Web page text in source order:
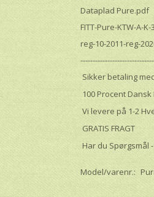
Dataplad Pure.pdf
FITT-Pure-KTW-A-
reg-10-2011-reg-
Sikker betaling
100 Procent Dansk
Vi levere på 1-2
GRATIS FRAGT
Har du Spørgsmål
Model/varenr.: